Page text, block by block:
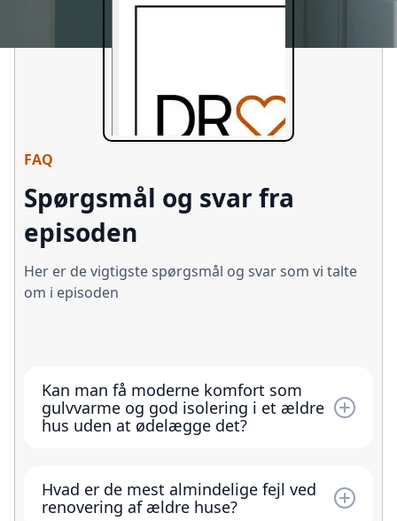
FAQ
Spørgsmål og svar fra
episoden
Her er de vigtigste spørgsmål og svar som vi talte
om i episoden
Kan man få moderne komfort som
gulvvarme og god isolering i et ældre
hus uden at ødelægge det?
kan opgraderes med fx nyt terrændæk med
varme og korrekt udført isolering. Nøglen er
Hvad er de mest almindelige fejl ved
renovering af ældre huse?